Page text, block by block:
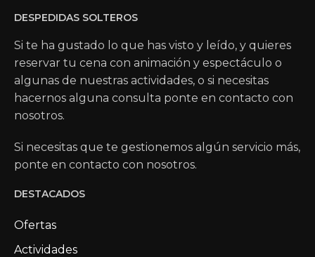
DESPEDIDAS SOLTEROS
Si te ha gustado lo que has visto y leído, y quieres
reservar tu cena con animación y espectáculo o
algunas de nuestras actividades, o si necesitas
hacernos alguna consulta ponte en contacto con
nosotros.
Si necesitas que te gestionemos algún servicio más,
ponte en contacto con nosotros.
DESTACADOS
Ofertas
Actividades